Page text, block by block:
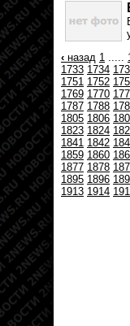
‹ назад 1 .....
1733 1734
1751 1752
1769 1770
1787 1788
1805 1806
1823 1824
1841 1842
1859 1860
1877 1878
1895 1896
1913 1914